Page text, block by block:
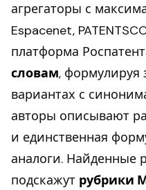
агрегаторы с
Espacenet,
платформа
словам, формулируя
вариантах с
авторы описывают
и единственная
аналоги. Найденные
подскажут рубрики